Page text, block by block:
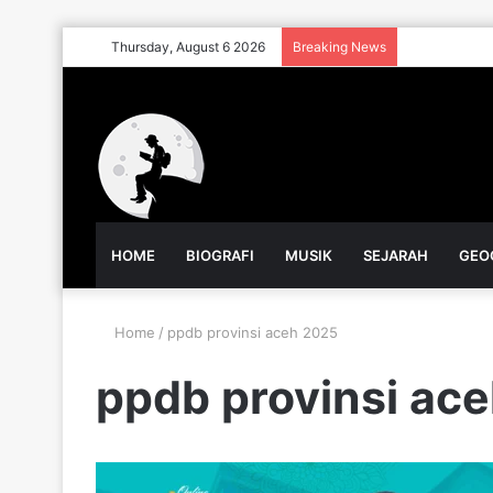
Thursday, August 6 2026 Breaking News
HOME BIOGRAFI MUSIK SEJARAH
Home / ppdb provinsi aceh 2025
ppdb provinsi